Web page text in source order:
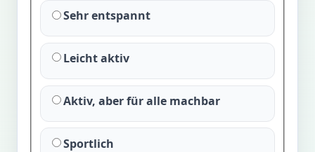
Sehr entspannt
Leicht aktiv
Aktiv, aber für alle machbar
Sportlich